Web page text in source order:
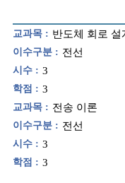
교과목 : 반도체 회로 설
이수구분 : 전선
시수 : 3
학점 : 3
교과목 : 전송 이론
이수구분 : 전선
시수 : 3
학점 : 3